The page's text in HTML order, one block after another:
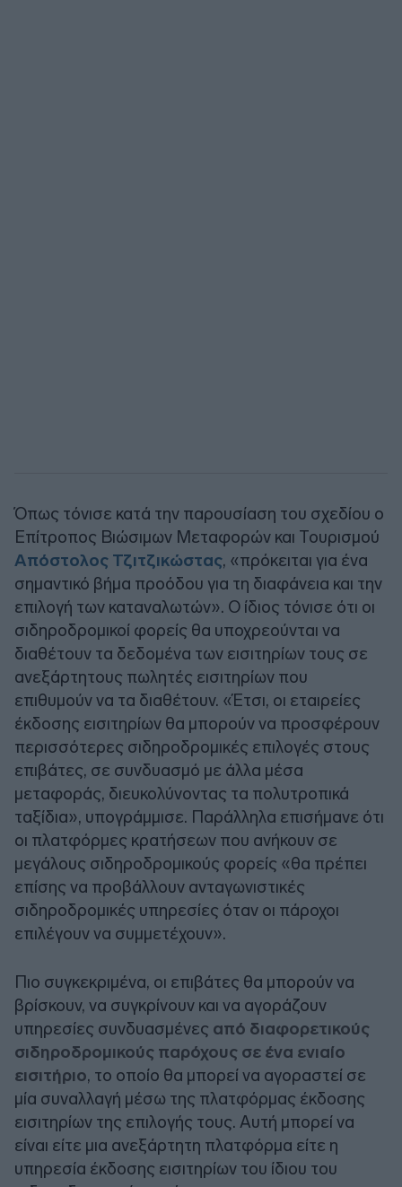
Όπως τόνισε κατά την παρουσίαση του σχεδίου ο
Επίτροπος Βιώσιμων Μεταφορών και Τουρισμού
Απόστολος Τζιτζικώστας, «πρόκειται για ένα
σημαντικό βήμα προόδου για τη διαφάνεια και την
επιλογή των καταναλωτών». Ο ίδιος τόνισε ότι οι
σιδηροδρομικοί φορείς θα υποχρεούνται να
διαθέτουν τα δεδομένα των εισιτηρίων τους σε
ανεξάρτητους πωλητές εισιτηρίων που
επιθυμούν να τα διαθέτουν. «Έτσι, οι εταιρείες
έκδοσης εισιτηρίων θα μπορούν να προσφέρουν
περισσότερες σιδηροδρομικές επιλογές στους
επιβάτες, σε συνδυασμό με άλλα μέσα
μεταφοράς, διευκολύνοντας τα πολυτροπικά
ταξίδια», υπογράμμισε. Παράλληλα επισήμανε ότι
οι πλατφόρμες κρατήσεων που ανήκουν σε
μεγάλους σιδηροδρομικούς φορείς «θα πρέπει
επίσης να προβάλλουν ανταγωνιστικές
σιδηροδρομικές υπηρεσίες όταν οι πάροχοι
επιλέγουν να συμμετέχουν».
Πιο συγκεκριμένα, οι επιβάτες θα μπορούν να
βρίσκουν, να συγκρίνουν και να αγοράζουν
υπηρεσίες συνδυασμένες από διαφορετικούς
σιδηροδρομικούς παρόχους σε ένα ενιαίο
εισιτήριο, το οποίο θα μπορεί να αγοραστεί σε
μία συναλλαγή μέσω της πλατφόρμας έκδοσης
εισιτηρίων της επιλογής τους. Αυτή μπορεί να
είναι είτε μια ανεξάρτητη πλατφόρμα είτε η
υπηρεσία έκδοσης εισιτηρίων του ίδιου του